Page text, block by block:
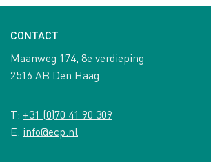
CONTACT
Maanweg 174, 8e verdieping
2516 AB Den Haag
T: +31 (0)70 41 90 309
E: info@ecp.nl